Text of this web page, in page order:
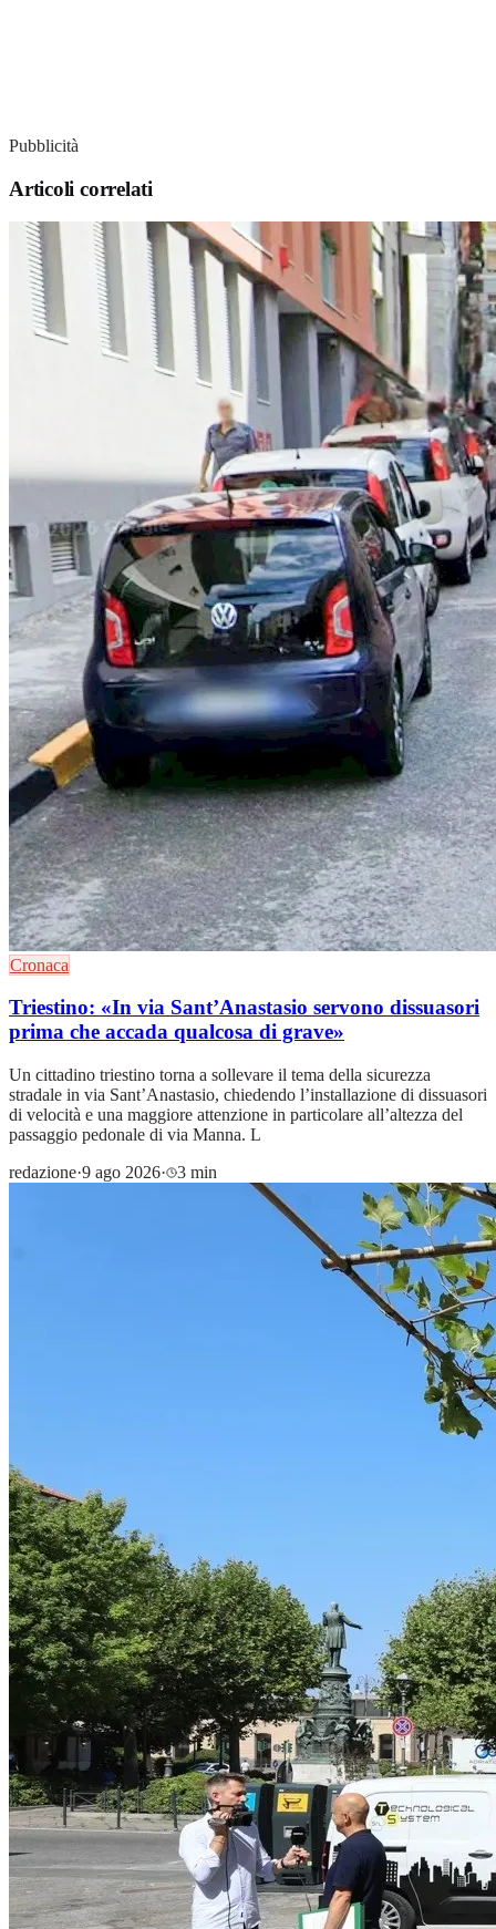
Pubblicità
Articoli correlati
Cronaca
Triestino: «In via Sant’Anastasio servono dissuasori
prima che accada qualcosa di grave»
Un cittadino triestino torna a sollevare il tema della sicurezza
stradale in via Sant’Anastasio, chiedendo l’installazione di dissuasori
di velocità e una maggiore attenzione in particolare all’altezza del
passaggio pedonale di via Manna. L
redazione·9 ago 2026· 3 min